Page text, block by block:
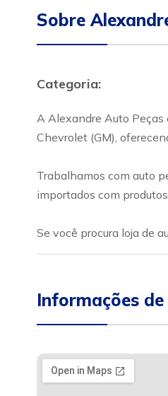
Sobre
Categoria:
A Alexandre Auto Peças
Chevrolet (GM),
Trabalhamos com auto
importados com
Se você procura loja de
Informações